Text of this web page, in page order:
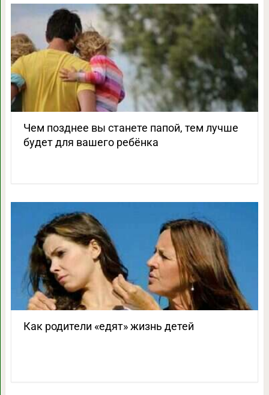
Чем позднее вы станете папой, тем лучше
будет для вашего ребёнка
Как родители «едят» жизнь детей